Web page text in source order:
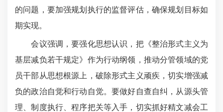
的问题，要加强规划执行的监督评估，确保规划目标如
期实现。
会议强调，要强化思想认识，把《整治形式主义为
基层减负若干规定》作为行动纲领，推动分管领域的党
员干部从思想根源上，破除形式主义顽疾，切实增强减
负的政治自觉和行动自觉。要做好自查自纠，从源头管
理、制度执行、程序把关等入手，切实抓好精文减会工